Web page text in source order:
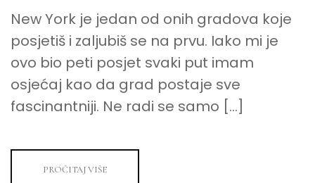
SVAKI
POGLED
New York je jedan od onih gradova koje
posjetiš i zaljubiš se na prvu. Iako mi je
ovo bio peti posjet svaki put imam
osjećaj kao da grad postaje sve
fascinantniji. Ne radi se samo […]
PROČITAJ VIŠE